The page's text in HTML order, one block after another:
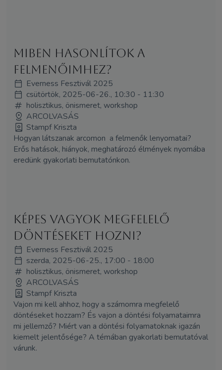
Miben hasonlítok a
felmenőimhez?
Everness Fesztivál 2025
csütörtök, 2025-06-26., 10:30 - 11:30
holisztikus, önismeret, workshop
ARCOLVASÁS
Stampf Kriszta
Hogyan látszanak arcomon a felmenők lenyomatai?
Erős hatások, hiányok, meghatározó élmények nyomába
eredünk gyakorlati bemutatónkon.
Képes vagyok megfelelő
döntéseket hozni?
Everness Fesztivál 2025
szerda, 2025-06-25., 17:00 - 18:00
holisztikus, önismeret, workshop
ARCOLVASÁS
Stampf Kriszta
Vajon mi kell ahhoz, hogy a számomra megfelelő
döntéseket hozzam? És vajon a döntési folyamataimra
mi jellemző? Miért van a döntési folyamatoknak igazán
kiemelt jelentősége? A témában gyakorlati bemutatóval
várunk.